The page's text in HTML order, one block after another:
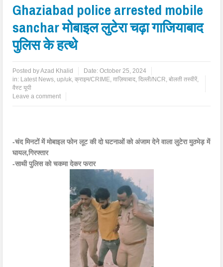
Ghaziabad police arrested mobile
sanchar मोबाइल लुटेरा चढ़ा गाजियाबाद
पुलिस के हत्थे
Posted byAzad Khalid Date:October 25, 2024
in: Latest News, up/uk,क्राइम/CRIME,ग़ाज़ियाबाद,दिल्ली/NCR,बोलती तस्वीरें,
वैस्ट यूपी
Leave a comment
-चंद मिनटों में मोबाइल फोन लूट की दो घटनाओं को अंजाम देने वाला लुटेरा मुठभेड़ में
घायल,गिरफ्तार
-साथी पुलिस को चकमा देकर फरार